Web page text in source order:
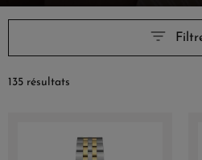
135 résultats